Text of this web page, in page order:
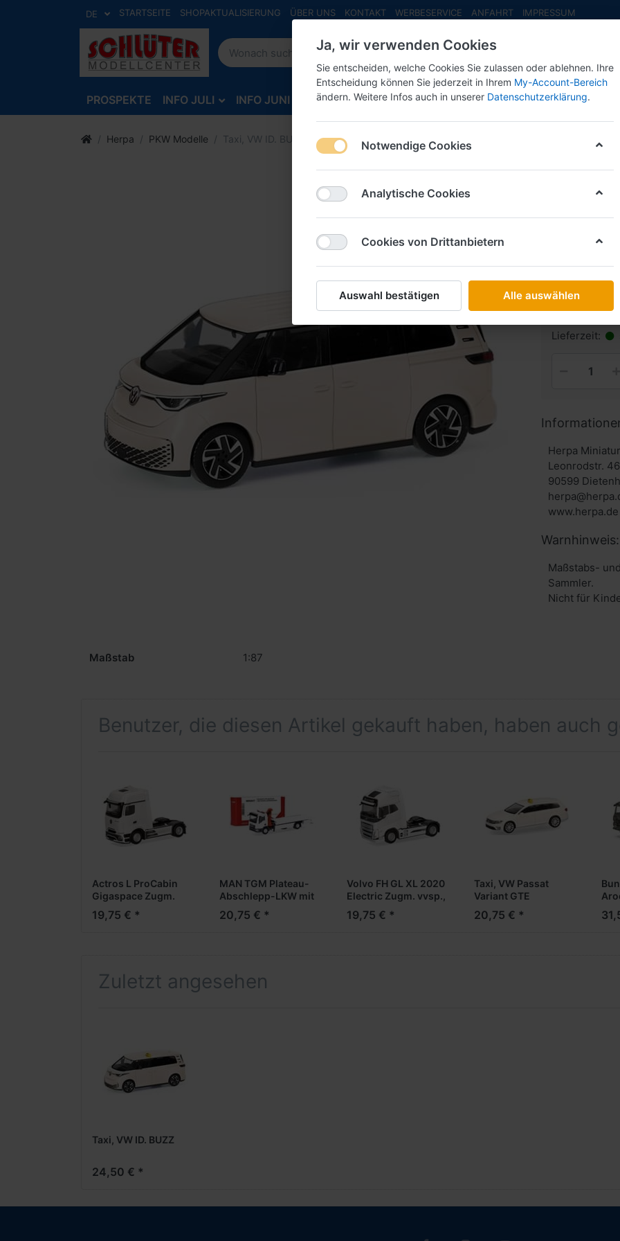
DE STARTSEITE SHOPAKTUALISIERUNG ÜBER UNS KONTAKT WERBESERVICE ANFAHRT IMPRESSUM
PROSPEKTE INFO JULI INFO JUNI INFO MAI NEU EINGETROFFEN NEUHEITEN
Herpa PKW Modelle Taxi, VW ID. BUZZ
Herpa
Taxi,
Art.-Nr.
24,50
inkl. MwSt.
Lieferzeit:
Herpa
Leonrodstr.
90599
www.herpa.de
Warnhinweis:
Maßstabs-
Sammler.
Nicht für
Maßstab 1:87
Benutzer, die diesen Artikel gekauft haben, haben auch
Actros L ProCabin
Gigaspace Zugm.
vvsp., weiß
(Farbvariante)
19,75 € *
MAN TGM Plateau-
Abschlepp-LKW mit
Kran (1 Stück) -
Minikit-
20,75 € *
Volvo FH GL XL 2020
Electric Zugm. vvsp.,
weiß (Formneuheit)
19,75 € *
Taxi, VW Passat
Variant GTE
20,75 € *
Zuletzt angesehen
Taxi, VW ID. BUZZ
24,50 € *
Ja, wir verwenden Cookies
Sie entscheiden, welche Cookies Sie zulassen oder ablehnen. Ihre
Entscheidung können Sie jederzeit in Ihrem My-Account-Bereich
ändern. Weitere Infos auch in unserer Datenschutzerklärung.
Notwendige Cookies
Analytische Cookies
Cookies von Drittanbietern
Auswahl bestätigen Alle auswählen